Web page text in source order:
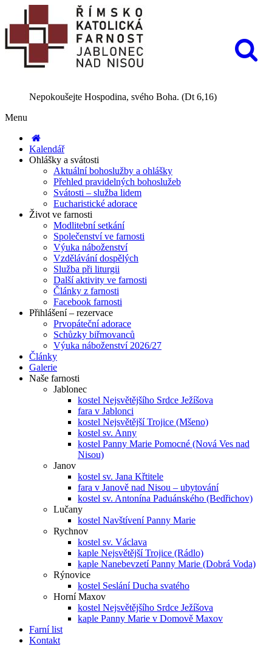
Nepokoušejte Hospodina, svého Boha. (Dt 6,16)
Menu
Kalendář
Ohlášky a svátosti
Aktuální bohoslužby a ohlášky
Přehled pravidelných bohoslužeb
Svátosti – služba lidem
Eucharistické adorace
Život ve farnosti
Modlitební setkání
Společenství ve farnosti
Výuka náboženství
Vzdělávání dospělých
Služba při liturgii
Další aktivity ve farnosti
Články z farnosti
Facebook farnosti
Přihlášení – rezervace
Prvopáteční adorace
Schůzky biřmovanců
Výuka náboženství 2026/27
Články
Galerie
Naše farnosti
Jablonec
kostel Nejsvětějšího Srdce Ježíšova
fara v Jablonci
kostel Nejsvětější Trojice (Mšeno)
kostel sv. Anny
kostel Panny Marie Pomocné (Nová Ves nad
Nisou)
Janov
kostel sv. Jana Křtitele
fara v Janově nad Nisou – ubytování
kostel sv. Antonína Paduánského (Bedřichov)
Lučany
kostel Navštívení Panny Marie
Rychnov
kostel sv. Václava
kaple Nejsvětější Trojice (Rádlo)
kaple Nanebevzetí Panny Marie (Dobrá Voda)
Rýnovice
kostel Seslání Ducha svatého
Horní Maxov
kostel Nejsvětějšího Srdce Ježíšova
kaple Panny Marie v Domově Maxov
Farní list
Kontakt